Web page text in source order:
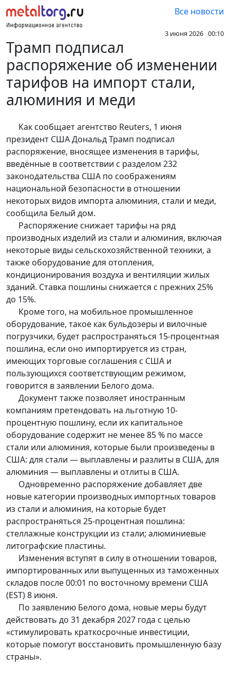
Все новости
3 июня 2026 00:10
Трамп подписал
распоряжение об изменении
тарифов на импорт стали,
алюминия и меди
Как сообщает агентство Reuters, 1 июня
президент США Дональд Трамп подписал
распоряжение, вносящее изменения в тарифы,
введённые в соответствии с разделом 232
законодательства США по соображениям
национальной безопасности в отношении
некоторых видов импорта алюминия, стали и меди,
сообщила Белый дом.
Распоряжение снижает тарифы на ряд
производных изделий из стали и алюминия, включая
некоторые виды сельскохозяйственной техники, а
также оборудование для отопления,
кондиционирования воздуха и вентиляции жилых
зданий. Ставка пошлины снижается с прежних 25%
до 15%.
Кроме того, на мобильное промышленное
оборудование, такое как бульдозеры и вилочные
погрузчики, будет распространяться 15-процентная
пошлина, если оно импортируется из стран,
имеющих торговые соглашения с США и
пользующихся соответствующим режимом,
говорится в заявлении Белого дома.
Документ также позволяет иностранным
компаниям претендовать на льготную 10-
процентную пошлину, если их капитальное
оборудование содержит не менее 85 % по массе
стали или алюминия, которые были произведены в
США: для стали — выплавлены и разлиты в США, для
алюминия — выплавлены и отлиты в США.
Одновременно распоряжение добавляет две
новые категории производных импортных товаров
из стали и алюминия, на которые будет
распространяться 25-процентная пошлина:
стеллажные конструкции из стали; алюминиевые
литографские пластины.
Изменения вступят в силу в отношении товаров,
импортированных или выпущенных из таможенных
складов после 00:01 по восточному времени США
(EST) 8 июня.
По заявлению Белого дома, новые меры будут
действовать до 31 декабря 2027 года с целью
«стимулировать краткосрочные инвестиции,
которые помогут восстановить промышленную базу
страны».